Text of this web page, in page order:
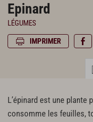
Epinard
LÉGUMES
IMPRIMER
L’épinard est une plante
consomme les feuilles,